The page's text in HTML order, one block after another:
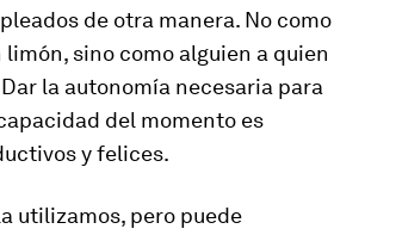
de otra manera. No como
sino como alguien a quien
la autonomía necesaria para
del momento es
y felices.
utilizamos, pero puede